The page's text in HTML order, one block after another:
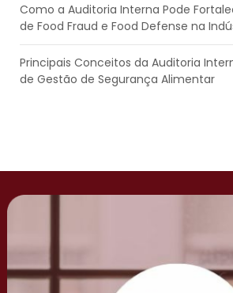
Como a Auditoria Interna Pode
de Food Fraud e Food Defense na
Principais Conceitos da Auditoria
de Gestão de Segurança Alimentar